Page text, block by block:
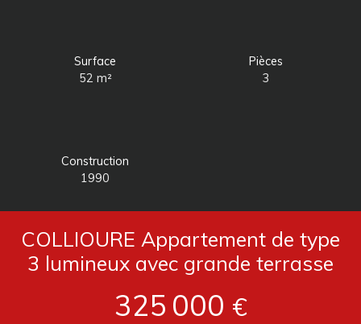
Surface
52 m²
Pièces
3
Construction
1990
COLLIOURE Appartement de type
3 lumineux avec grande terrasse
325 000 €